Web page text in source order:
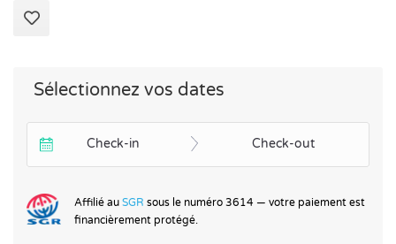
Sélectionnez vos dates
Check-in Check-out
Affilié au SGR sous le numéro 3614 — votre paiement est
financièrement protégé.